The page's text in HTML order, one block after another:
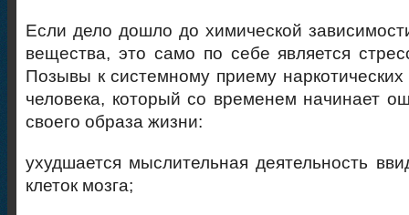
Если дело дошло до химической
вещества, это само по себе является
Позывы к системному приему наркотических
человека, который со временем начинает
своего образа жизни:
ухудшается мыслительная деятельность
клеток мозга;